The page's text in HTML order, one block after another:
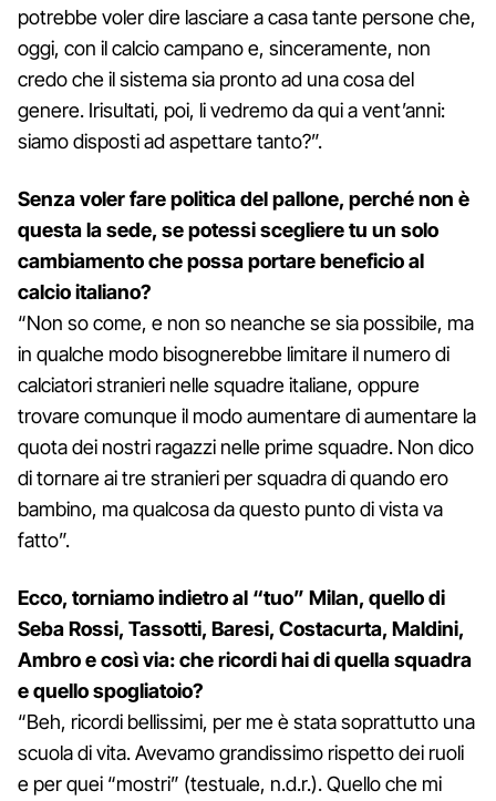
potrebbe voler dire lasciare a casa tante persone che,
oggi, con il calcio campano e, sinceramente, non
credo che il sistema sia pronto ad una cosa del
genere. Irisultati, poi, li vedremo da qui a vent’anni:
siamo disposti ad aspettare tanto?”.
Senza voler fare politica del pallone, perché non è
questa la sede, se potessi scegliere tu un solo
cambiamento che possa portare beneficio al
calcio italiano?
“Non so come, e non so neanche se sia possibile, ma
in qualche modo bisognerebbe limitare il numero di
calciatori stranieri nelle squadre italiane, oppure
trovare comunque il modo aumentare di aumentare la
quota dei nostri ragazzi nelle prime squadre. Non dico
di tornare ai tre stranieri per squadra di quando ero
bambino, ma qualcosa da questo punto di vista va
fatto”.
Ecco, torniamo indietro al “tuo” Milan, quello di
Seba Rossi, Tassotti, Baresi, Costacurta, Maldini,
Ambro e così via: che ricordi hai di quella squadra
e quello spogliatoio?
“Beh, ricordi bellissimi, per me è stata soprattutto una
scuola di vita. Avevamo grandissimo rispetto dei ruoli
e per quei “mostri” (testuale, n.d.r.). Quello che mi